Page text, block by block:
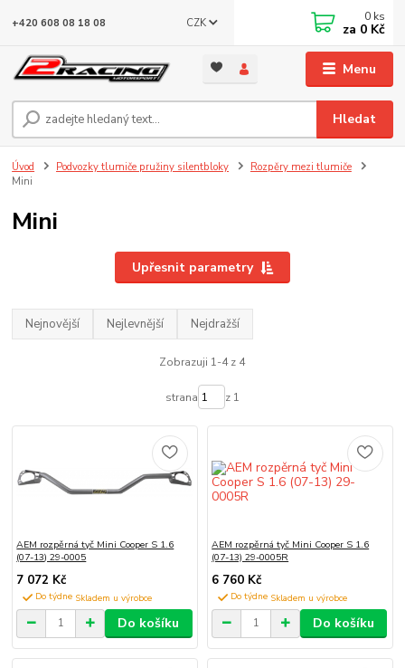
Menu
CZK
Hledat
+420 608 08 18 08 0 ks
za 0 Kč
Úvod Podvozky tlumiče pružiny silentbloky
Rozpěry mezi tlumiče
Mini
Mini
Upřesnit parametry
Nejnovější Nejlevnější Nejdražší
Zobrazuji 1-4 z 4
strana z 1
AEM rozpěrná tyč Mini Cooper S 1.6
(07-13) 29-0005
7 072 Kč
Do týdne
Do košíku
AEM rozpěrná tyč Mini Cooper S 1.6
(07-13) 29-0005R
6 760 Kč
Do týdne
Do košíku